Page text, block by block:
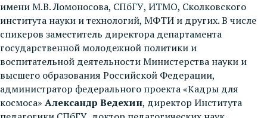
имени М.В. Ломоносова, СПбГУ, ИТМО, Сколковского
института науки и технологий, МФТИ и других. В числе
спикеров заместитель директора департамента
государственной молодежной политики и
воспитательной деятельности Министерства науки и
высшего образования Российской Федерации,
администратор федерального проекта «Кадры для
космоса» Александр Ведехин, директор Института